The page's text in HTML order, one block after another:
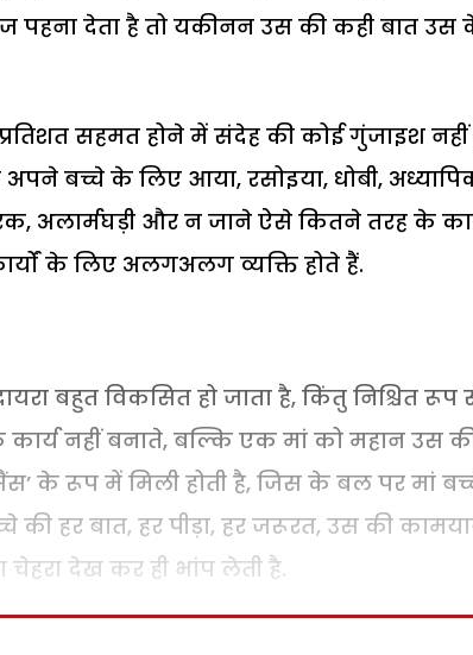
पहना देता है तो यकीनन उस की कही बात उस
सहमत होने में संदेह की कोई गुंजाइश
बच्चे के लिए आया, रसोइया, धोबी,
अलार्मघड़ी और न जाने ऐसे कितने तरह के
के लिए अलगअलग व्यक्ति होते हैं.
बहुत विकसित हो जाता है, किंतु निश्चित
नहीं बनाते, बल्कि एक मां को महान उस
के रूप में मिली होती है, जिस के बल पर मां
की हर बात, हर पीड़ा, हर जरूरत, उस की
देख कर ही भांप लेती है.